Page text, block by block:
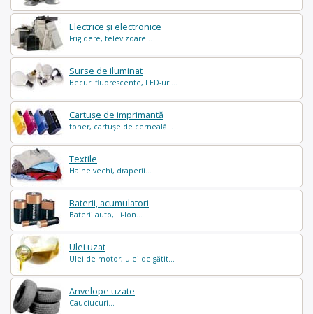
Electrice și electronice
Frigidere, televizoare...
Surse de iluminat
Becuri fluorescente, LED-uri...
Cartușe de imprimantă
toner, cartușe de cerneală...
Textile
Haine vechi, draperii...
Baterii, acumulatori
Baterii auto, Li-Ion...
Ulei uzat
Ulei de motor, ulei de gătit...
Anvelope uzate
Cauciucuri...